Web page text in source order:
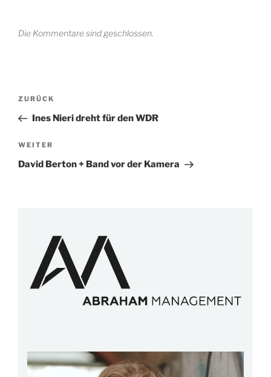
Die Kommentare sind geschlossen.
Beitragsnavigation
Vorheriger
Beitrag
ZURÜCK
Ines Nieri dreht für den WDR
Nächster
Beitrag
WEITER
David Berton + Band vor der Kamera